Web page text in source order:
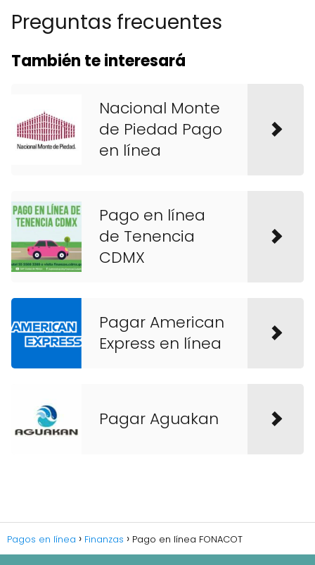
Preguntas frecuentes
También te interesará
Nacional Monte
de Piedad Pago
en línea
Pago en línea
de Tenencia
CDMX
Pagar American
Express en línea
Pagar Aguakan
Pagos en línea Finanzas Pago en línea FONACOT